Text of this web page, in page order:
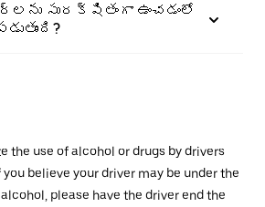
సురక్షితంగా ఉంచడంలో
the use of alcohol or drugs by drivers
believe your driver may be under the
please have the driver end the